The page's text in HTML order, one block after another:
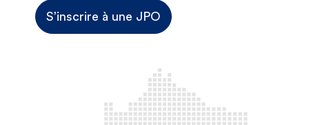
S’inscrire à une JPO